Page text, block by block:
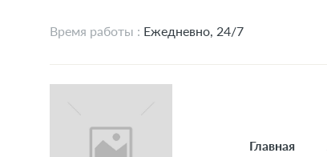
Время работы : Ежедневно, 24/7
Главная